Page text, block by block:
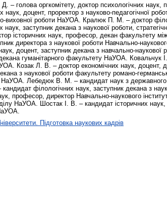
голова оргкомітету, доктор психологічних
наук, доцент, проректор з науково-педагогічної
виховної роботи НаУОА. Кралюк П. М. – доктор
заступник декана з наукової роботи,
історичних наук, професор, декан факультету
директора з наукової роботи Навчально-
доцент, заступник декана з навчально-
гуманітарного факультету НаУОА. Ковальчук
Козак Л. В. – доктор економічних наук,
з наукової роботи факультету романо-
НаУОА. Лебедюк В. М. – кандидат наук з
філологічних наук, заступник декана з
професор, директор Навчально-наукового
НаУОА. Шостак І. В. – кандидат історичних
Підготовка наукових кадрів